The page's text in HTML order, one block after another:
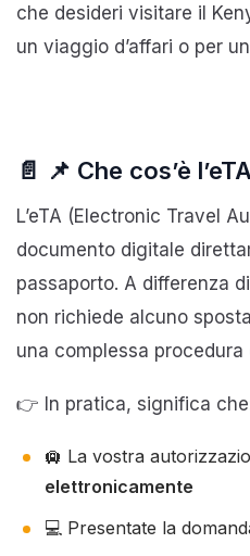
che desideri visitare il
un viaggio d’affari o per
📄 📌 Che cos’è
L’eTA (Electronic Travel
documento digitale
passaporto. A differenza
non richiede alcuno
una complessa procedura
👉 In pratica, significa
🛄 La vostra
elettronicamente
💻 Presentate la